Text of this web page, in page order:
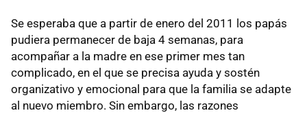
Se esperaba que a partir de enero del 2011 los papás
pudiera permanecer de baja 4 semanas, para
acompañar a la madre en ese primer mes tan
complicado, en el que se precisa ayuda y sostén
organizativo y emocional para que la familia se adapte
al nuevo miembro. Sin embargo, las razones